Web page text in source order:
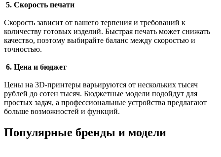
5. Скорость печати
Скорость зависит от вашего терпения и требований к
количеству готовых изделий. Быстрая печать может снижать
качество, поэтому выбирайте баланс между скоростью и
точностью.
6. Цена и бюджет
Цены на 3D-принтеры варьируются от нескольких тысяч
рублей до сотен тысяч. Бюджетные модели подойдут для
простых задач, а профессиональные устройства предлагают
больше возможностей и функций.
Популярные бренды и модели